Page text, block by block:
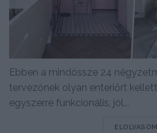
Ebben a mindössze 24
tervezőnek olyan enteriőrt
egyszerre funkcionális, jól...
ELOLVASOM